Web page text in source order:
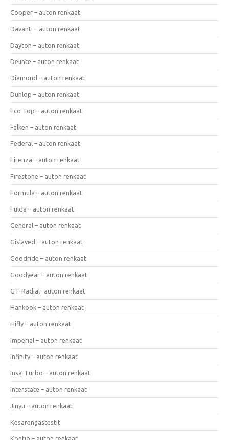
Cooper – auton renkaat
Davanti – auton renkaat
Dayton – auton renkaat
Delinte – auton renkaat
Diamond – auton renkaat
Dunlop – auton renkaat
Eco Top – auton renkaat
Falken – auton renkaat
Federal – auton renkaat
Firenza – auton renkaat
Firestone – auton renkaat
Formula – auton renkaat
Fulda – auton renkaat
General – auton renkaat
Gislaved – auton renkaat
Goodride – auton renkaat
Goodyear – auton renkaat
GT-Radial- auton renkaat
Hankook – auton renkaat
Hifly – auton renkaat
Imperial – auton renkaat
Infinity – auton renkaat
Insa-Turbo – auton renkaat
Interstate – auton renkaat
Jinyu – auton renkaat
Kesärengastestit
Kontio – auton renkaat